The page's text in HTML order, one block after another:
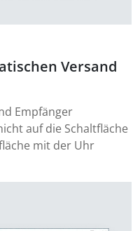
Versand
Empfänger
auf die Schaltfläche
mit der Uhr